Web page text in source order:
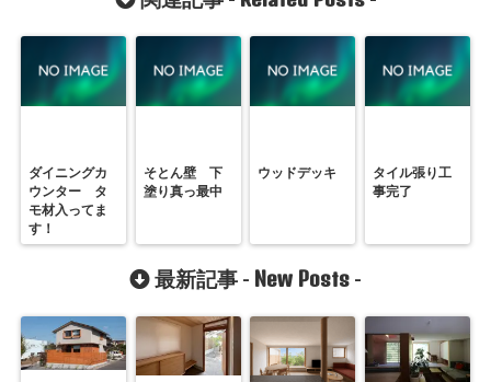
ダイニングカ
ウンター タ
モ材入ってま
す！
そとん壁 下
塗り真っ最中
ウッドデッキ
タイル張り工
事完了
最新記事 - New Posts -